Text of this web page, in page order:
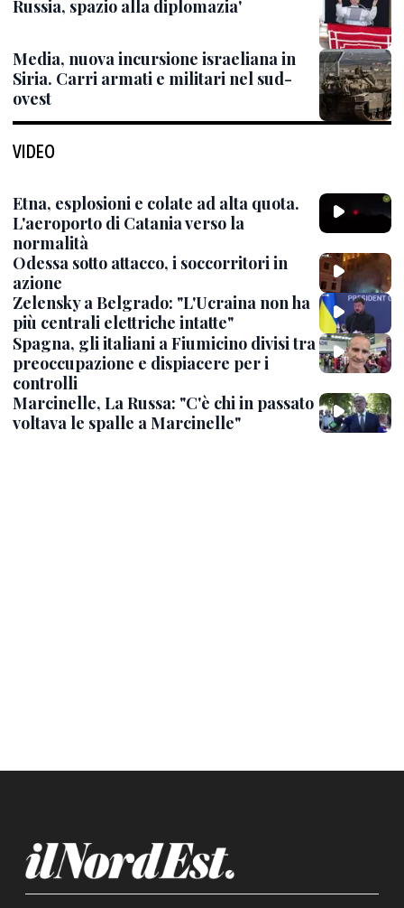
Russia, spazio alla diplomazia'
Media, nuova incursione israeliana in
Siria. Carri armati e militari nel sud-
ovest
VIDEO
Etna, esplosioni e colate ad alta quota.
L'aeroporto di Catania verso la
normalità
Odessa sotto attacco, i soccorritori in
azione
Zelensky a Belgrado: "L'Ucraina non ha
più centrali elettriche intatte"
Spagna, gli italiani a Fiumicino divisi tra
preoccupazione e dispiacere per i
controlli
Marcinelle, La Russa: "C'è chi in passato
voltava le spalle a Marcinelle"